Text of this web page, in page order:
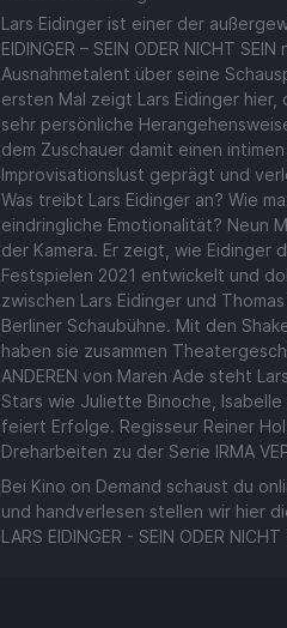
Lars Eidinger ist einer der
EIDINGER – SEIN ODER NICHT
Ausnahmetalent über seine
ersten Mal zeigt Lars Eidinger
sehr persönliche
dem Zuschauer damit einen
Improvisationslust geprägt und
Was treibt Lars Eidinger an? Wie
eindringliche Emotionalität? Neun
der Kamera. Er zeigt, wie Eidinger
Festspielen 2021 entwickelt und
zwischen Lars Eidinger und
Berliner Schaubühne. Mit den
haben sie zusammen
ANDEREN von Maren Ade steht
Stars wie Juliette Binoche,
feiert Erfolge. Regisseur Reiner
Dreharbeiten zu der Serie IRMA
Bei Kino on Demand schaust du
und handverlesen stellen wir hier
LARS EIDINGER - SEIN ODER NICHT